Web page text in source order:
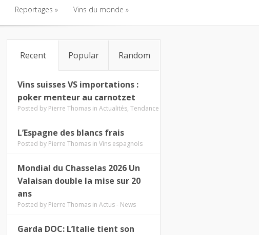
Reportages
Reportages
Vins du monde
Vins du monde
Recent Popular Random
Vins suisses VS importations :
poker menteur au carnotzet
Posted by Pierre Thomas in Actualités, Tendance
L’Espagne des blancs frais
Posted by Pierre Thomas in Vins espagnols
Mondial du Chasselas 2026 Un
Valaisan double la mise sur 20
ans
Posted by Pierre Thomas in Actus - News
Garda DOC: L’Italie tient son